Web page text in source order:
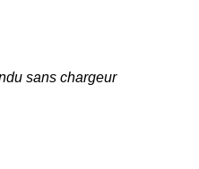
sans chargeur